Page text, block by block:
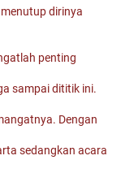
dirinya
penting
sampai dititik ini.
Dengan
sedangkan acara